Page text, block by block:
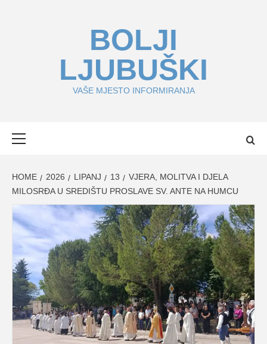
BOLJI
LJUBUŠKI
VAŠE MJESTO INFORMIRANJA
HOME 2026 LIPANJ 13
VJERA, MOLITVA I DJELA
MILOSRĐA U SREDIŠTU PROSLAVE SV. ANTE NA HUMCU